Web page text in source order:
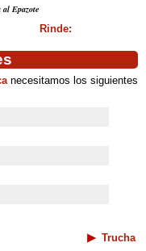
Epazote
Rinde:
necesitamos los siguientes
Trucha